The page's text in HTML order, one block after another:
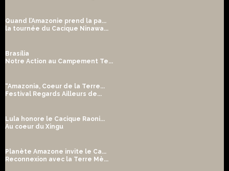
Quand l’Amazonie prend la pa...
la tournée du Cacique Ninawa...
Brasília
Notre Action au Campement Te...
“Amazonia, Coeur de la Terre...
Festival Regards Ailleurs de...
Lula honore le Cacique Raoni...
Au coeur du Xingu
Planète Amazone invite le Ca...
Reconnexion avec la Terre Mè...